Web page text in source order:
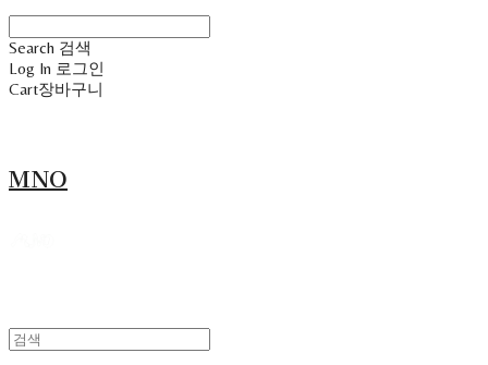
Search 검색
Log In 로그인
Cart장바구니
MNO